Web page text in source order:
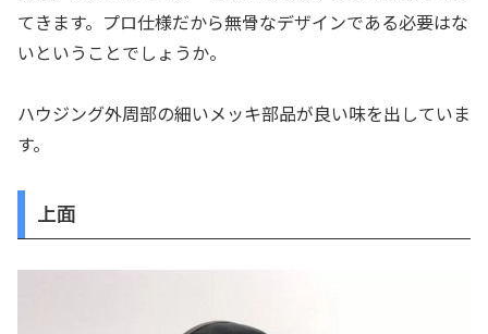
てきます。プロ仕様だから無骨なデザインである必要はな
いということでしょうか。
ハウジング外周部の細いメッキ部品が良い味を出していま
す。
上面